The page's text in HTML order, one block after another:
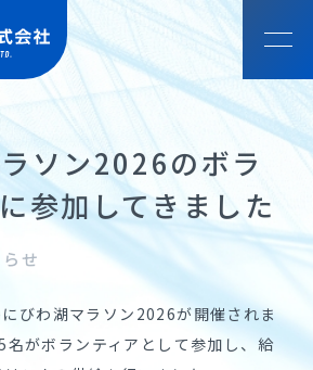
拶
会社概要・
アクセス
会社沿革
・
草津電機グ アスリート
り
ソン2026のボラ
参加してきました
せ
びわ湖マラソン2026が開催されま
名がボランティアとして参加し、給